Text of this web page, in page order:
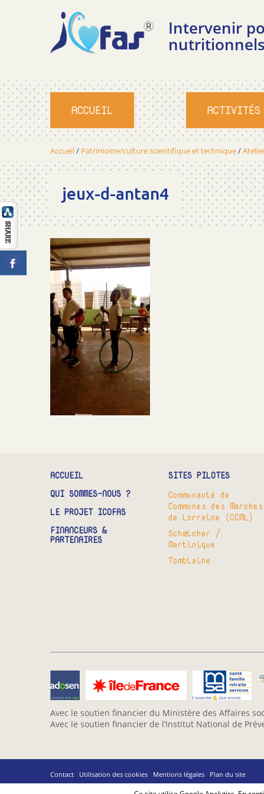
Intervenir
ACCUEIL ACTIVITÉS
Accueil/ Patrimoine/culture scientifique et technique/
jeux-d-antan4
ACCUEIL
QUI SOMMES-NOUS ?
LE PROJET ICOFAS
FINANCEURS &
PARTENAIRES
SITES PILOTES
Communauté de
Communes des Marches
de Lorraine (CCML)
Schœlcher /
Martinique
Tomblaine
Avec le soutien financier du Ministère des Affaires
Avec le soutien financier de l’Institut National de
Contact Utilisation des cookies Mentions légales Plan du site